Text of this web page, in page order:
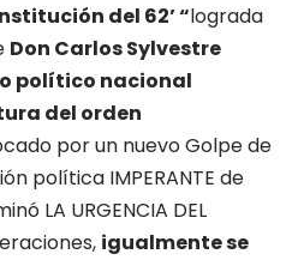
del 62’ “lograda
Don Carlos Sylvestre
político nacional
del orden
por un nuevo Golpe de
política IMPERANTE de
LA URGENCIA DEL
igualmente se